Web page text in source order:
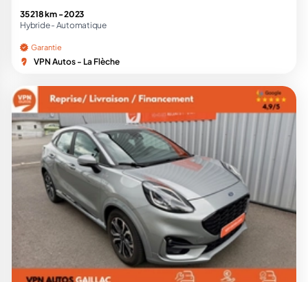
35 218 km -2023
Hybride - Automatique
Garantie
VPN Autos - La Flèche